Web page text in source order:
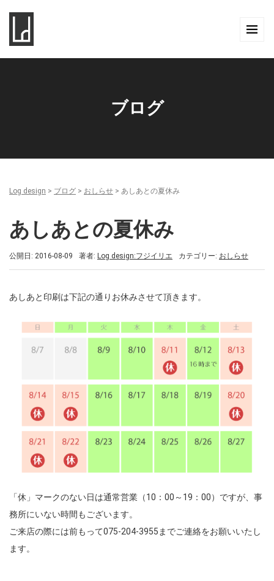
ブログ
Log design > ブログ > おしらせ > あしあとの夏休み
あしあとの夏休み
公開日: 2016-08-09 著者: Log design:フジイリエ カテゴリー: おしらせ
あしあと印刷は下記の通りお休みさせて頂きます。
「休」マークのない日は通常営業（10：00～19：00）ですが、事
務所にいない時間もございます。
ご来店の際には前もって075-204-3955までご連絡をお願いいたし
ます。